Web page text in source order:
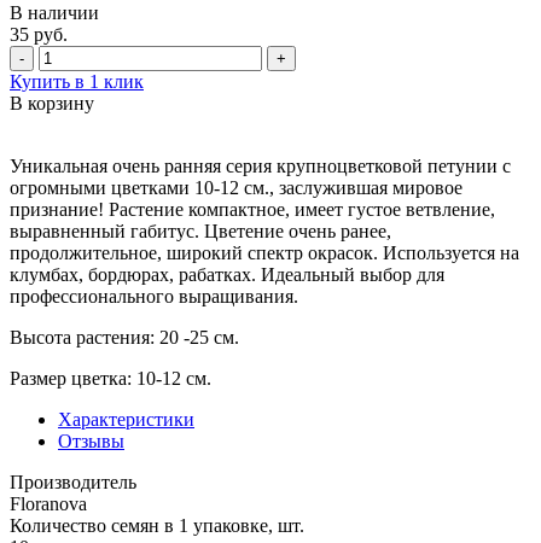
В наличии
35 руб.
- +
Купить в 1 клик
В корзину
Уникальная очень ранняя серия крупноцветковой петунии с
огромными цветками 10-12 см., заслужившая мировое
признание! Растение компактное, имеет густое ветвление,
выравненный габитус. Цветение очень ранее,
продолжительное, широкий спектр окрасок. Используется на
клумбах, бордюрах, рабатках. Идеальный выбор для
профессионального выращивания.
Высота растения: 20 -25 см.
Размер цветка: 10-12 см.
Характеристики
Отзывы
Производитель
Floranova
Количество семян в 1 упаковке, шт.